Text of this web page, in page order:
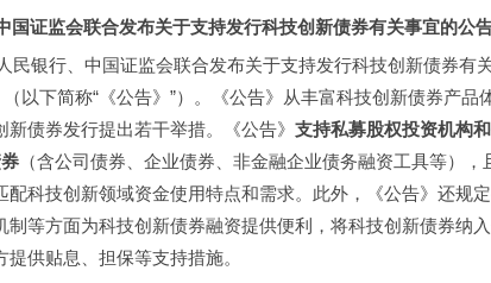
国证监会联合发布关于支持发行科技创新债券有关事宜的公
民银行、中国证监会联合发布关于支持发行科技创新债券有
以下简称“《公告》”）。《公告》从丰富科技创新债券产
债券发行提出若干举措。《公告》 支持私募股权投资机构
（含公司债券、企业债券、非金融企业债务融资工具等）
配科技创新领域资金使用特点和需求。此外，《公告》还规
制等方面为科技创新债券融资提供便利，将科技创新债券纳
供贴息、担保等支持措施。